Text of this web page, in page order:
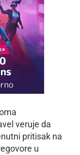
veruje da
pritisak na
u